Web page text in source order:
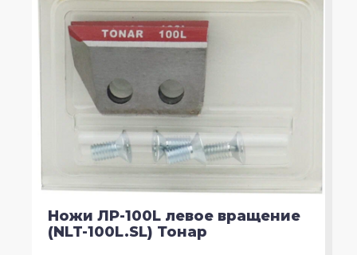
Ножи ЛР-100L левое вращение
(NLT-100L.SL) Тонар